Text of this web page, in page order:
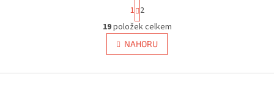
O
v
l
t
r
á
n
k
v
1 2
19položek celkem
NAHORU